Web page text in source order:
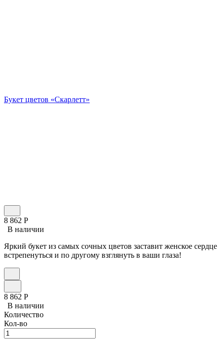
Букет цветов «Скарлетт»
8 862 Р
В наличии
Яркий букет из самых сочных цветов заставит женское сердце
встрепенуться и по другому взглянуть в ваши глаза!
8 862 Р
В наличии
Количество
Кол-во